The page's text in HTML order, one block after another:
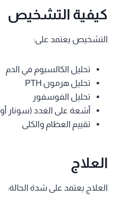
كيفية التشخيص
التشخيص يعتمد على:
تحليل الكالسيوم في الدم
تحليل هرمون PTH
تحليل الفوسفور
أشعة على الغدد (سونار أو Sestamibi Scan)
تقييم العظام والكلى
العلاج
العلاج يعتمد على شدة الحالة: